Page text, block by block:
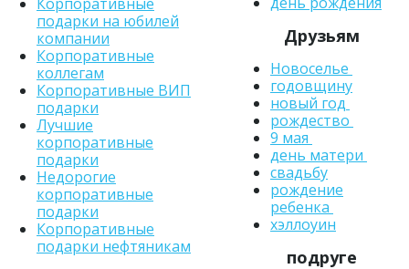
подарки на юбилей
компании
Корпоративные
коллегам
Корпоративные ВИП
подарки
Лучшие
корпоративные
подарки
Недорогие
корпоративные
подарки
Корпоративные
подарки нефтяникам
Друзьям
Новоселье
годовщину
новый год
рождество
9 мая
день матери
свадьбу
рождение
ребенка
хэллоуин
подруге